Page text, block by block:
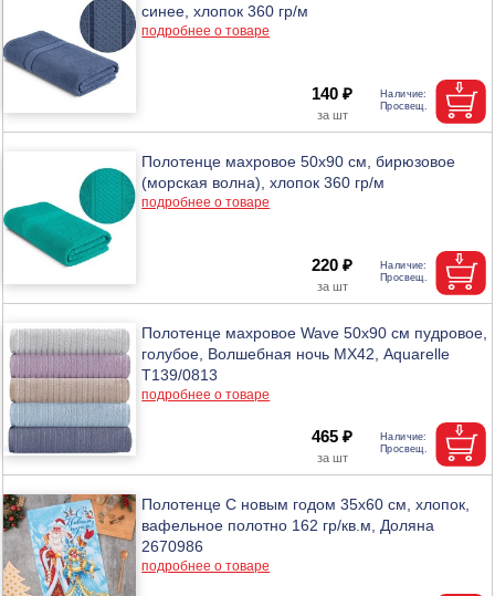
синее, хлопок 360 гр/м
подробнее о товаре
140 ₽
Полотенце махровое 50х90 см, бирюзовое
(морская волна), хлопок 360 гр/м
подробнее о товаре
220 ₽
Полотенце махровое Wave 50х90 см пудровое,
голубое, Волшебная ночь МХ42, Aquarelle
Т139/0813
подробнее о товаре
465 ₽
Полотенце С новым годом 35х60 см, хлопок,
вафельное полотно 162 гр/кв.м, Доляна
2670986
подробнее о товаре